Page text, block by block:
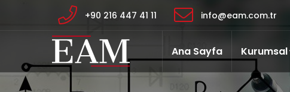
+90 216 447 41 11 info@eam.com.tr
Ana Sayfa Kurumsal